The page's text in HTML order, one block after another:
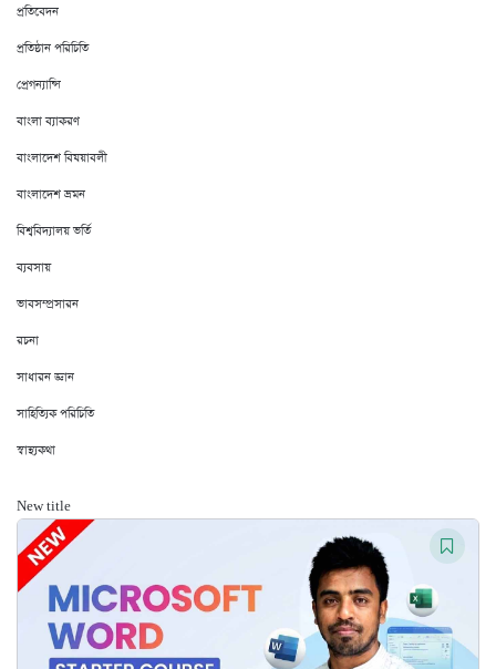
প্রতিবেদন
প্রতিষ্ঠান পরিচিতি
প্রেগন্যান্সি
বাংলা ব্যাকরণ
বাংলাদেশ বিষয়াবলী
বাংলাদেশ ভ্রমন
বিশ্ববিদ্যালয় ভর্তি
ব্যবসায়
ভাবসম্প্রসারন
রচনা
সাধারন জ্ঞান
সাহিত্যিক পরিচিতি
স্বাস্থ্যকথা
New title